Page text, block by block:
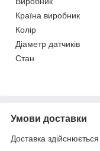
Країна виробник
Колір
Діаметр датчиків
Стан
Умови доставки
Доставка